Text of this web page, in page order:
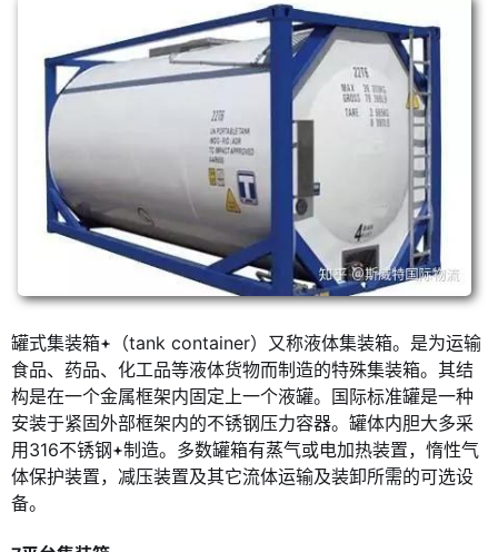
罐式集装箱
（tank container）又称液体集装箱。是为运输
食品、药品、化工品等液体货物而制造的特殊集装箱。其结
构是在一个金属框架内固定上一个液罐。国际标准罐是一种
安装于紧固外部框架内的不锈钢压力容器。罐体内胆大多采
用316不锈钢 制造。多数罐箱有蒸气或电加热装置，惰性气
体保护装置，减压装置及其它流体运输及装卸所需的可选设
备。